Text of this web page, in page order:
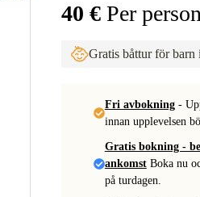
40 €Per person
Gratis båttur för barn
Fri avbokning-
innan upplevelsen
Gratis bokning -
ankomstBoka nu
på turdagen.